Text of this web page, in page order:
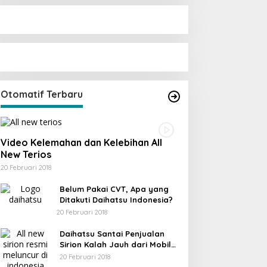
Otomatif Terbaru
Video Kelemahan dan Kelebihan All
New Terios
20 Februari 2018
Belum Pakai CVT, Apa yang
Ditakuti Daihatsu Indonesia?
20 Februari 2018
Daihatsu Santai Penjualan
Sirion Kalah Jauh dari Mobil
LCGC
20 Februari 2018